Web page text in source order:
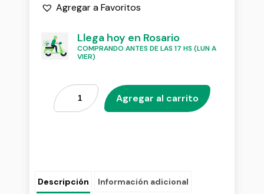
Agregar a Favoritos
Llega hoy en Rosario
COMPRANDO ANTES DE LAS 17 HS (LUN A
VIER)
Agregar al carrito
Descripción Información adicional